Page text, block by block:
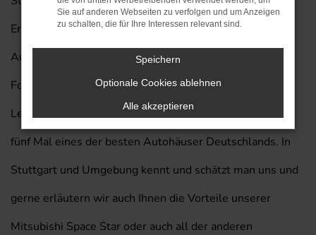
Erfahrung von mehr als 85 Jahren in der
Automobilbranche in jedes Beratungsgespräch mit ein.
Folgt man einer Umfragen unter den Leserinnen und
Lesern der Zeitschrift „Auto Bild“, so waren wir bereits
fünf Mal eines der besten Autohäuser Deutschlands. In
Stuttgart und Umgebung kennt und schätzt man uns und
gerne erläutern wir auch Ihnen die Vorteile unserer
Mitsubishi Space Star oder auch all der anderen
Sie auf anderen Webseiten zu verfolgen und um Anzeigen
zu schalten, die für Ihre Interessen relevant sind.
Speichern
Optionale Cookies ablehnen
Alle akzeptieren